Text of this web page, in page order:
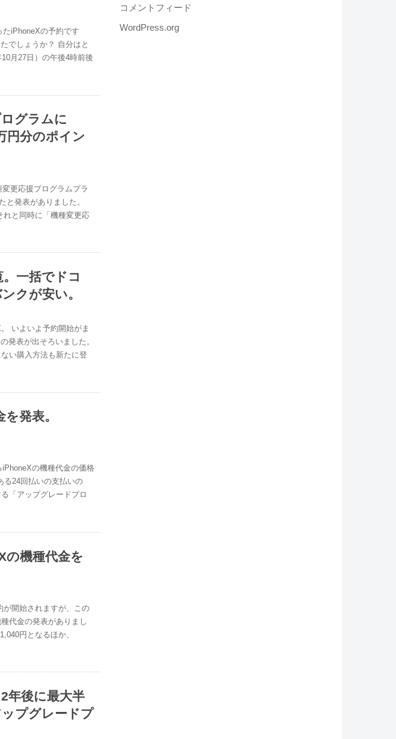
iPhoneXの予約です
でしょうか？ 自分はと
月27日）の午後4時前後
グラムに
円分のポイン
更応援プログラムプラ
と発表がありました。
れと同時に「機種変更応
一括でドコ
クが安い。
いよいよ予約開始がま
発表が出そろいました。
い購入方法も新たに登
発表。
の機種代金の価格
る24回払いの支払いの
「アップグレードプロ
の機種代金を
が開始されますが、この
代金の発表がありまし
円となるほか、
年後に最大半
プグレードプ
コメントフィード
WordPress.org